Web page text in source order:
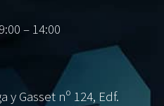
– 14:00
y Gasset nº 124, Edf.